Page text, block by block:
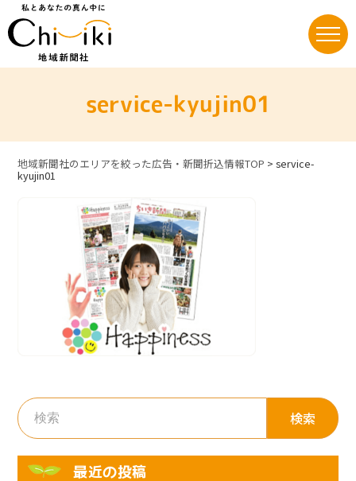
service-kyujin01
地域新聞社のエリアを絞った広告・新聞折込情報TOP >service-
kyujin01
検
索:
最近の投稿